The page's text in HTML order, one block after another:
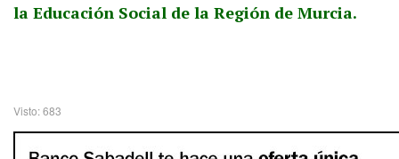
la Educación Social de la Región de Murcia.
Visto: 683